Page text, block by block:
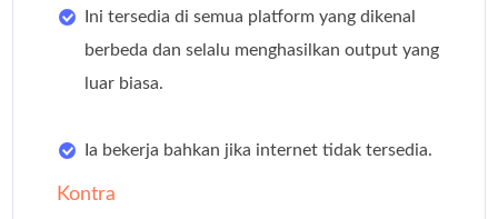
Ini tersedia di semua platform yang dikenal
berbeda dan selalu menghasilkan output yang
luar biasa.
Ia bekerja bahkan jika internet tidak tersedia.
Kontra